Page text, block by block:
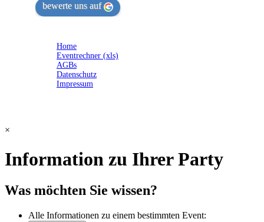
bewerte uns auf
Home
Eventrechner (xls)
AGBs
Datenschutz
Impressum
×
Information zu Ihrer Party
Was möchten Sie wissen?
Alle Informationen zu einem bestimmten Event: